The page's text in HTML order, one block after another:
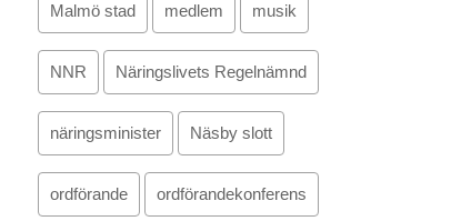
Malmö stad medlem musik
NNR Näringslivets Regelnämnd
näringsminister Näsby slott
ordförande ordförandekonferens